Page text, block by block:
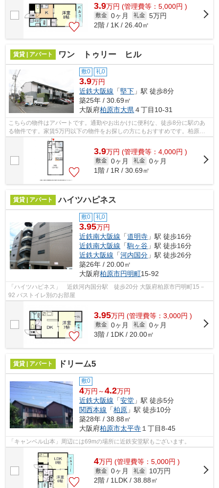
3.9万円 (管理費等：5,000円 )
敷金 0ヶ月 礼金 5万円
2階 / 1K / 26.40㎡
賃貸 | アパート ワン トゥリー ヒル
敷0 礼0
3.9万円
近鉄大阪線 「堅下 」駅 徒歩8分
築25年 / 30.69㎡
大阪府柏原市大県 ４丁目10-31
こちらの物件はアパートです。通勤やお出かけに便利な、徒歩8分に駅のあ
る物件です。家賃5万円以下の物件をお探しの方にもおすすめです。柏原市
近辺での物件情報：大好評のあの物件「...
3.9万円 (管理費等：4,000円 )
敷金 0ヶ月 礼金 0ヶ月
1階 / 1R / 30.69㎡
賃貸 | アパート ハイツハピネス
敷0 礼0
3.95万円
近鉄南大阪線 「道明寺 」駅 徒歩16分
近鉄南大阪線 「駒ヶ谷 」駅 徒歩16分
近鉄大阪線 「河内国分 」駅 徒歩26分
築26年 / 20.00㎡
大阪府柏原市円明町15-92
「ハイツハピネス」 近鉄河内国分駅 徒歩20分 大阪府柏原市円明町15－
92 バストイレ別のお部屋
3.95万円 (管理費等：3,000円 )
敷金 0ヶ月 礼金 0ヶ月
3階 / 1DK / 20.00㎡
賃貸 | アパート ドリーム5
敷0
4万円～4.2万円
近鉄大阪線 「安堂 」駅 徒歩5分
関西本線 「柏原 」駅 徒歩10分
築28年 / 38.88㎡
大阪府柏原市太平寺 １丁目8-45
「キャンベル山本」周辺には69mの場所に近鉄安堂駅もございます。
4万円 (管理費等：5,000円 )
敷金 0ヶ月 礼金
10万円
2階 / 1LDK / 38.88㎡